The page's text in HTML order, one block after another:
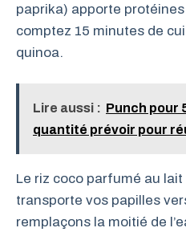
paprika) apporte
comptez 15 minutes de
quinoa.
Lire aussi : Punch pour
quantité prévoir pour
Le riz coco parfumé au
transporte vos papilles
remplaçons la moitié de